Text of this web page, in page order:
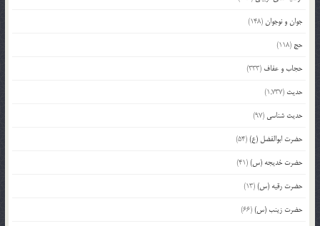
جوان و نوجوان(148)
حج (118)
حجاب و عفاف (333)
حدیث (1,737)
حدیث شناسی (97)
حضرت ابوالفضل (ع)(54)
حضرت خدیجه (س)(41)
حضرت رقیه (س)(13)
حضرت زینب (س)(66)